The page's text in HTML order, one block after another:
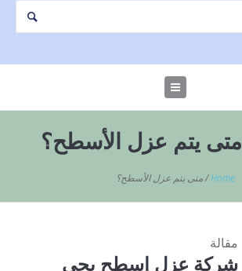
متى يتم عزل الأسطح؟
Home
/متى يتم عزل الأسطح؟
مقالة
شركة عزل اسطح بحي